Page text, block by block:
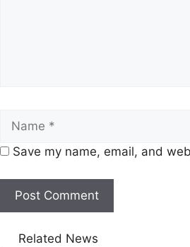
Name
Save my name, email, and
Related News